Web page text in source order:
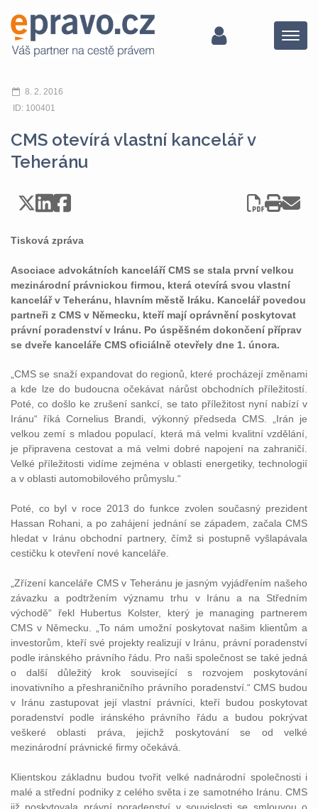
Menu
8. 2. 2016
ID: 100401
CMS otevírá vlastní kancelář v
Teheránu
Tisková zpráva
Asociace advokátních kanceláří CMS se stala první velkou
mezinárodní právnickou firmou, která otevírá svou vlastní
kancelář v Teheránu, hlavním městě Iráku. Kancelář povedou
partneři z CMS v Německu, kteří mají oprávnění poskytovat
právní poradenství v Iránu. Po úspěšném dokončení příprav
se dveře kanceláře CMS oficiálně otevřely dne 1. února.
„CMS se snaží expandovat do regionů, které procházejí změnami
a kde lze do budoucna očekávat nárůst obchodních příležitostí.
Poté, co došlo ke zrušení sankcí, se tato příležitost nyní nabízí v
Iránu“ říká Cornelius Brandi, výkonný předseda CMS. „Irán je
velkou zemí s mladou populací, která má velmi kvalitní vzdělání,
je připravena cestovat a má velmi dobré napojení na zahraničí.
Velké příležitosti vidíme zejména v oblasti energetiky, technologií
a v oblasti automobilového průmyslu.“
Poté, co byl v roce 2013 do funkce zvolen současný prezident
Hassan Rohani, a po zahájení jednání se západem, začala CMS
hledat v Iránu obchodní partnery, čímž si postupně vyšlapávala
cestičku k otevření nové kanceláře.
„Zřízení kanceláře CMS v Teheránu je jasným vyjádřením našeho
závazku a podtržením významu trhu v Iránu a na Středním
východě“ řekl Hubertus Kolster, který je managing partnerem
CMS v Německu. „To nám umožní poskytovat našim klientům a
investorům, kteří své projekty realizují v Iránu, právní poradenství
podle iránského právního řádu. Pro naši společnost se také jedná
o další důležitý krok související s rozvojem poskytování
inovativního a přeshraničního právního poradenství.“ CMS budou
v Iránu zastupovat její vlastní právníci, kteří budou poskytovat
poradenství podle iránského právního řádu a budou pokrývat
veškeré oblasti práva, jejichž poskytování se od velké
mezinárodní právnické firmy očekává.
Klientskou základnu budou tvořit velké nadnárodní společnosti i
malé a střední podniky z celého světa i ze samotného Iránu. CMS